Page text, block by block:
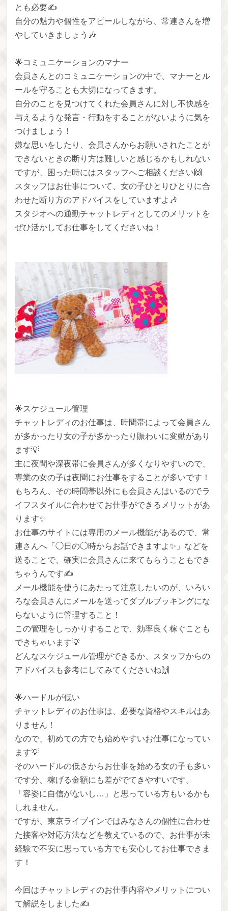
とも必要✍️
自分の魅力や個性をアピールしながら、常連さんを増
やしていきましょう🎶
🌟コミュニケーションのマナー
会員さんとのコミュニケーションの中で、マナーとル
ールを守ることも大切になってきます。
自分のことを見つけてくれた会員さんに対し不快感を
与えるような発言・行動をすることがないように気を
つけましょう！
嫌な思いをしたり、会員さんからお願いされたことが
できないときの断り方は難しいと感じるかもしれない
ですが、困った時にはスタッフへご相談ください🙌
スタッフはお仕事について、女の子ひとりひとりに合
わせた断り方のアドバイスをしていますよ🎶
スタジオへの通勤チャットレディとしてのメリットを
ぜひ活かしてお仕事をしてくださいね！
🌟スケジュール管理
チャットレディのお仕事は、時間帯によって会員さん
が多かったり女の子が多かったり賑わいに変動があり
ます💡
主に夜間や深夜帯に会員さんが多くなりやすいので、
専業の女の子は夜間にお仕事をすることが多いです！
もちろん、その時間帯以外にも会員さんはいるのでラ
イフスタイルに合わせてお仕事ができるメリットがあ
ります✨
お仕事のサイトには専用のメール機能があるので、常
連さんへ「◯日の◯時からお話できますよ✨」などを
送ることで、確実に会員さんに来てもらうこともでき
ちゃうんです✍️
メール機能を使うにあたって注意したいのが、いろい
ろな会員さんにメールを送ってダブルブッキングにな
らないように管理すること！
この管理をしっかりすることで、効率良く稼ぐことも
できちゃいます💡
どんなスケジュール管理ができるか、スタッフからの
アドバイスも参考にしてみてくださいね🙌
🌟ハードルが低い
チャットレディのお仕事は、必要な資格やスキルはあ
りません！
なので、初めての方でも始めやすいお仕事になってい
ます💡
そのハードルの低さからお仕事を始める女の子も多い
です分、稼げる金額にも差がでてきやすいです。
「容姿に自信がないし…」と思っている方もいるかも
しれません。
ですが、東京ライブインではみなさんの個性に合わせ
た接客や対応方法などを教えているので、お仕事が未
経験で不安に思っている方でも安心してお仕事できま
す！
今回はチャットレディのお仕事内容やメリットについ
て解説をしました✍️